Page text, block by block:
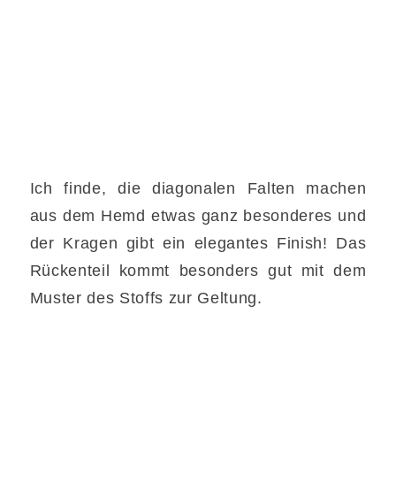
Ich finde, die diagonalen Falten machen
aus dem Hemd etwas ganz besonderes und
der Kragen gibt ein elegantes Finish! Das
Rückenteil kommt besonders gut mit dem
Muster des Stoffs zur Geltung.